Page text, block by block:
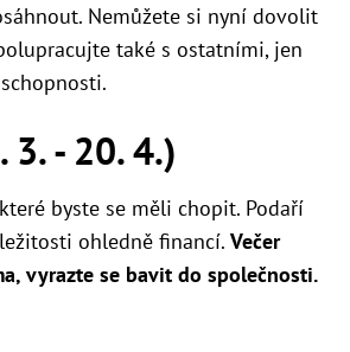
Nemůžete si nyní dovolit
také s ostatními, jen
3. - 20. 4.)
byste se měli chopit. Podaří
ohledně financí. Večer
vyrazte se bavit do společnosti.